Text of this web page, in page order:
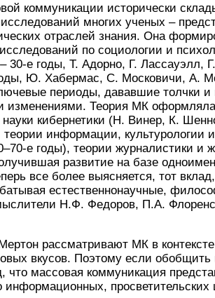
коммуникации исторически
многих ученых –
отраслей знания. Она
по социологии и
30-е годы, Т. Адорно, Г.
Ю. Хабермас, С. Московичи, А.
периоды, дававшие толчки и
Теория МК
кибернетики (Н. Винер, К.
теории информации,
е годы), теории журналистики и
развитие на базе
все более выясняется, тот
естественнонаучные,
Н.Ф. Федоров, П.А.
рассматривают МК в
вкусов. Поэтому если
что массовая коммуникация
просветительских